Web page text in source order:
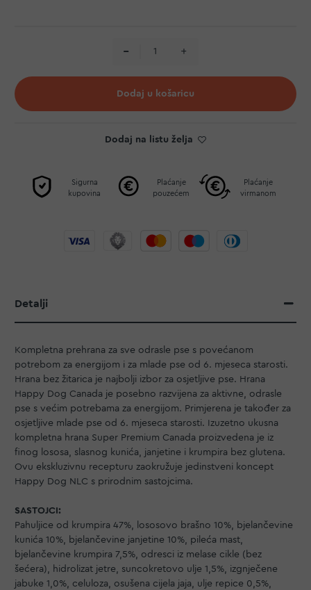
Dodaj u košaricu
Dodaj na listu želja
Sigurna
kupovina
Plaćanje
pouzećem
Plaćanje
virmanom
Detalji
Kompletna prehrana za sve odrasle pse s povećanom
potrebom za energijom i za mlade pse od 6. mjeseca starosti.
Hrana bez žitarica je najbolji izbor za osjetljive pse. Hrana
Happy Dog Canada je posebno razvijena za aktivne, odrasle
pse s većim potrebama za energijom. Primjerena je također za
osjetljive mlade pse od 6. mjeseca starosti. Izuzetno ukusna
kompletna hrana Super Premium Canada proizvedena je iz
finog lososa, slasnog kunića, janjetine i krumpira bez glutena.
Ovu ekskluzivnu recepturu zaokružuje jedinstveni koncept
Happy Dog NLC s prirodnim sastojcima.
SASTOJCI:
Pahuljice od krumpira 47%, lososovo brašno 10%, bjelančevine
kunića 10%, bjelančevine janjetine 10%, pileća mast,
bjelančevine krumpira 7,5%, odresci iz melase cikle (bez
šećera), hidrolizat jetre, suncokretovo ulje 1,5%, izgnječene
jabuke 1,0%, celuloza, osušena cijela jaja, ulje repice 0,5%,